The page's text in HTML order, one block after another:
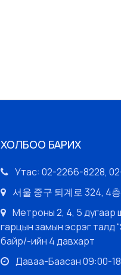
ХОЛБОО БАРИХ
Утас: 02-2266-8228,
서울 중구 퇴계로 324, 4
Метроны 2, 4, 5 дугаар
гарцын замын эсрэг талд
байр/-ийн 4 давхарт
Даваа-Баасан 09:00-